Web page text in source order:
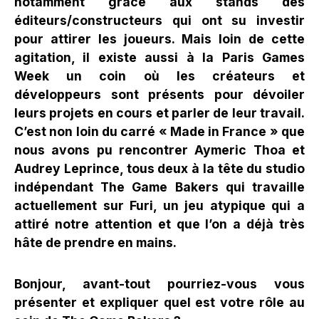
éditeurs/constructeurs qui ont su investir
pour attirer les joueurs. Mais loin de cette
agitation, il existe aussi à la Paris Games
Week un coin où les créateurs et
développeurs sont présents pour dévoiler
leurs projets en cours et parler de leur travail.
C’est non loin du carré « Made in France » que
nous avons pu rencontrer Aymeric Thoa et
Audrey Leprince, tous deux à la tête du studio
indépendant The Game Bakers qui travaille
actuellement sur Furi, un jeu atypique qui a
attiré notre attention et que l’on a déjà très
hâte de prendre en mains.
Bonjour, avant-tout pourriez-vous vous
présenter et expliquer quel est votre rôle au